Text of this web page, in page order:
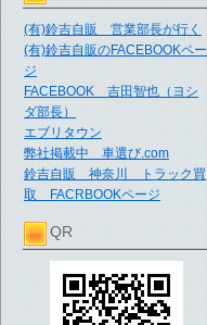
(有)鈴吉自販 営業部長が行く
(有)鈴吉自販のFACEBOOKペー
ジ
FACEBOOK 吉田智也（ヨシ
ダ部長）
エブリタウン
弊社掲載中 車選び.com
鈴吉自販 神奈川 トラック買
取 FACRBOOKページ
QR